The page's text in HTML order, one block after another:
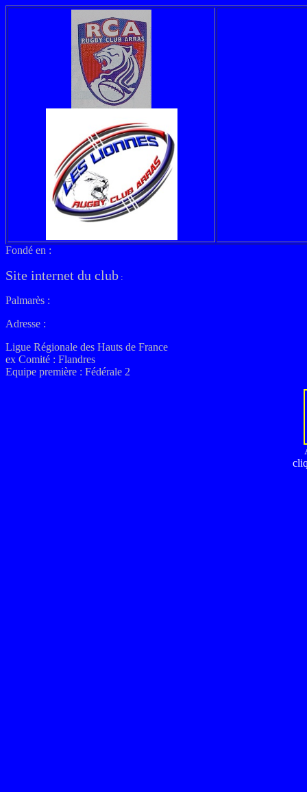
Fondé en :
Site internet du club :
Palmarès :
Adresse :
Ligue Régionale des Hauts de France
ex Comité : Flandres
Equipe première : Fédérale 2